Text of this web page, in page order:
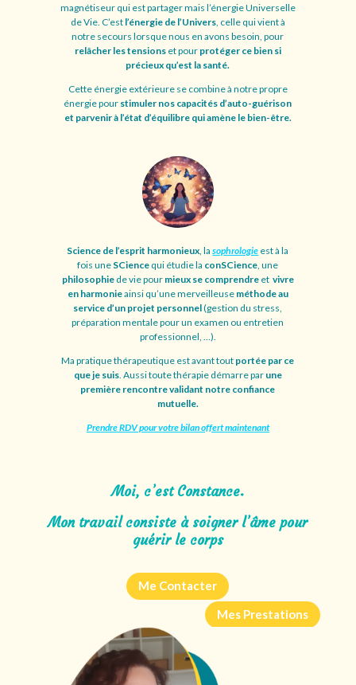
magnétiseur qui est partager mais l’énergie Universelle
de Vie. C’est l’énergie de l’Univers, celle qui vient à
notre secours lorsque nous en avons besoin, pour
relâcher les tensionset pour protéger ce bien si
précieux qu’est la santé.
Cette énergie extérieure se combine à notre propre
énergie pour stimuler nos capacités d’auto-guérison
et parvenir à l’état d’équilibre qui amène le bien-être.
Science de l’esprit harmonieux , lasophrologie est à la
fois une SCience qui étudie la conSCience , une
philosophiede vie pourmieux se comprendre et vivre
en harmonieainsi qu’une merveilleuseméthode au
service d’un projet personnel(gestion du stress,
préparation mentale pour un examen ou entretien
professionnel, …).
Ma pratique thérapeutique est avant tout portée par ce
que je suis. Aussi toute thérapie démarre par une
première rencontre validant notre confiance
mutuelle.
Prendre RDV pour votre bilan offert maintenant
Moi, c’est Constance.
Mon travail consiste à soigner l’âme pour
guérir le corps
Me Contacter
Mes Prestations